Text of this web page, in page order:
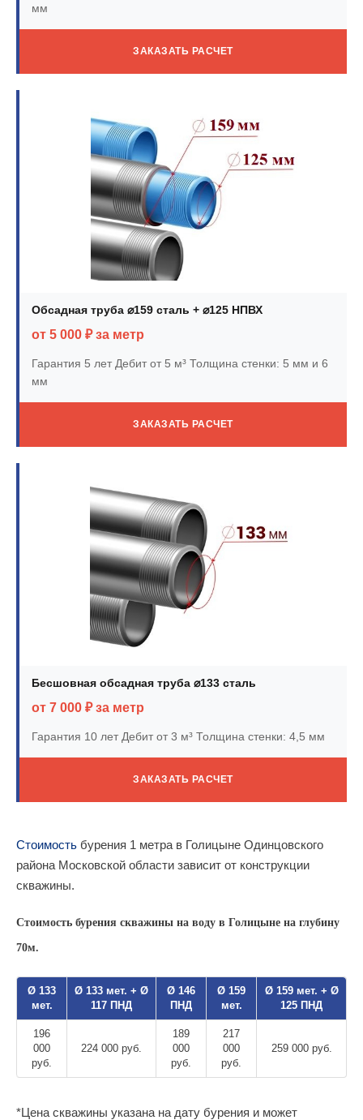
мм
ЗАКАЗАТЬ РАСЧЕТ
Обсадная труба ⌀159 сталь + ⌀125 НПВХ
от 5 000 ₽ за метр
Гарантия 5 летДебит от 5 м³ Толщина стенки: 5 мм и 6
мм
ЗАКАЗАТЬ РАСЧЕТ
Бесшовная обсадная труба ⌀133 сталь
от 7 000 ₽ за метр
Гарантия 10 летДебит от 3 м³ Толщина стенки: 4,5 мм
ЗАКАЗАТЬ РАСЧЕТ
Стоимость бурения 1 метра в Голицыне Одинцовского
района Московской области зависит от конструкции
скважины.
Стоимость бурения скважины на воду в Голицыне на глубину
70м.
Ø 133
мет.
Ø 133 мет. + Ø
117 ПНД
Ø 146
ПНД
Ø 159
мет.
Ø 159 мет. + Ø
125 ПНД
196
000
руб.
224 000 руб.
189
000
руб.
217
000
руб.
259 000 руб.
*Цена скважины указана на дату бурения и может